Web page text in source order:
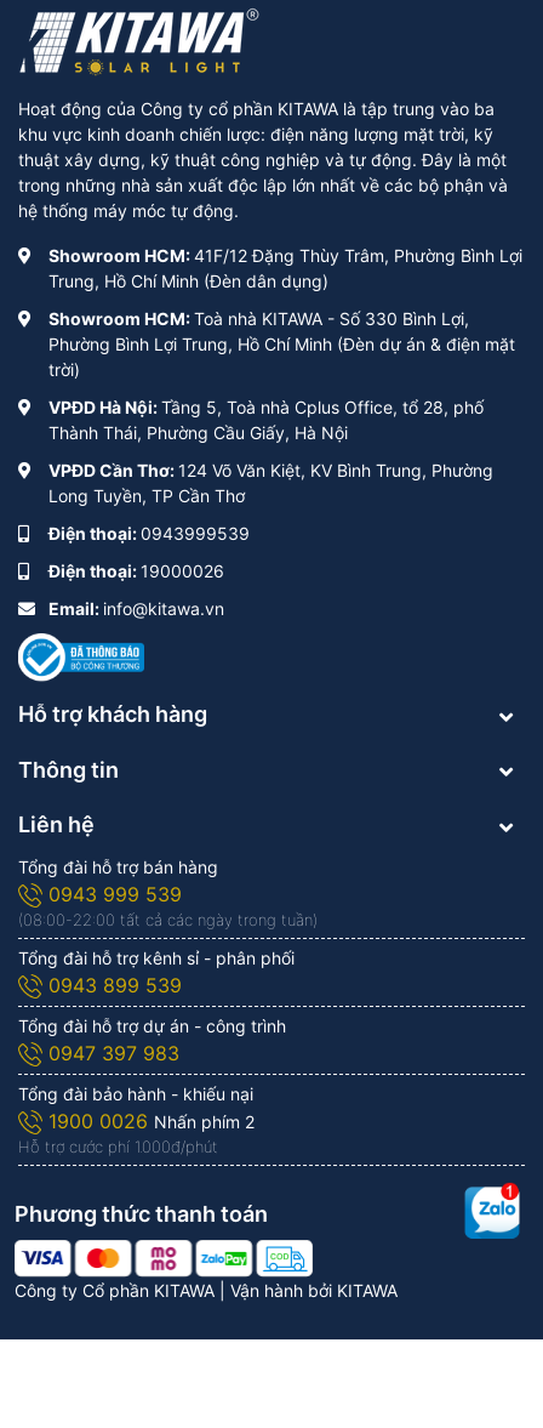
Hoạt động của Công ty cổ phần KITAWA là tập trung vào ba
khu vực kinh doanh chiến lược: điện năng lượng mặt trời, kỹ
thuật xây dựng, kỹ thuật công nghiệp và tự động. Đây là một
trong những nhà sản xuất độc lập lớn nhất về các bộ phận và
hệ thống máy móc tự động.
Showroom HCM:41F/12 Đặng Thùy Trâm, Phường Bình Lợi
Trung, Hồ Chí Minh (Đèn dân dụng)
Showroom HCM:Toà nhà KITAWA - Số 330 Bình Lợi,
Phường Bình Lợi Trung, Hồ Chí Minh (Đèn dự án & điện mặt
trời)
VPĐD Hà Nội:Tầng 5, Toà nhà Cplus Office, tổ 28, phố
Thành Thái, Phường Cầu Giấy, Hà Nội
VPĐD Cần Thơ:124 Võ Văn Kiệt, KV Bình Trung, Phường
Long Tuyền, TP Cần Thơ
Điện thoại:0943999539
Điện thoại:19000026
Email: info@kitawa.vn
Hỗ trợ khách hàng
Thông tin
Liên hệ
Tổng đài hỗ trợ bán hàng
0943 999 539
(08:00-22:00 tất cả các ngày trong tuần)
Tổng đài hỗ trợ kênh sỉ - phân phối
0943 899 539
Tổng đài hỗ trợ dự án - công trình
0947 397 983
Tổng đài bảo hành - khiếu nại
1900 0026 Nhấn phím 2
Hỗ trợ cước phí 1.000đ/phút
Công ty Cổ phần KITAWA | Vận hành bởi KITAWA
Phương thức thanh toán